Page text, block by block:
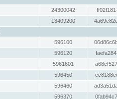
24300042
13409200
596100
596120
5961601
596450
596460
596370